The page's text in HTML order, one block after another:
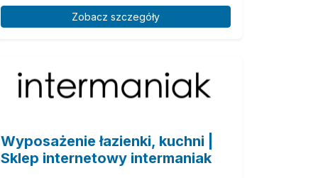
Zobacz szczegóły
Wyposażenie łazienki, kuchni |
Sklep internetowy intermaniak